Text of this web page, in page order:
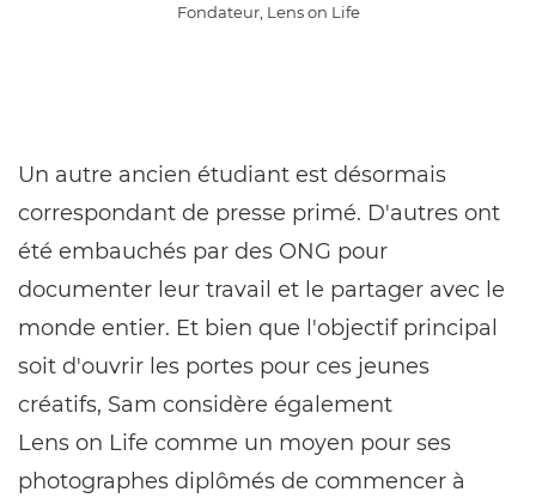
Fondateur, Lens on Life
Un autre ancien étudiant est désormais
correspondant de presse primé. D'autres ont
été embauchés par des ONG pour
documenter leur travail et le partager avec le
monde entier. Et bien que l'objectif principal
soit d'ouvrir les portes pour ces jeunes
créatifs, Sam considère également
Lens on Life comme un moyen pour ses
photographes diplômés de commencer à